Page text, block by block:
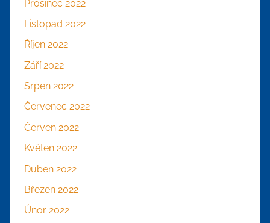
Prosinec 2022
Listopad 2022
Říjen 2022
Září 2022
Srpen 2022
Červenec 2022
Červen 2022
Květen 2022
Duben 2022
Březen 2022
Únor 2022